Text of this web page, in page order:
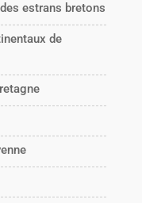
estrans bretons
de